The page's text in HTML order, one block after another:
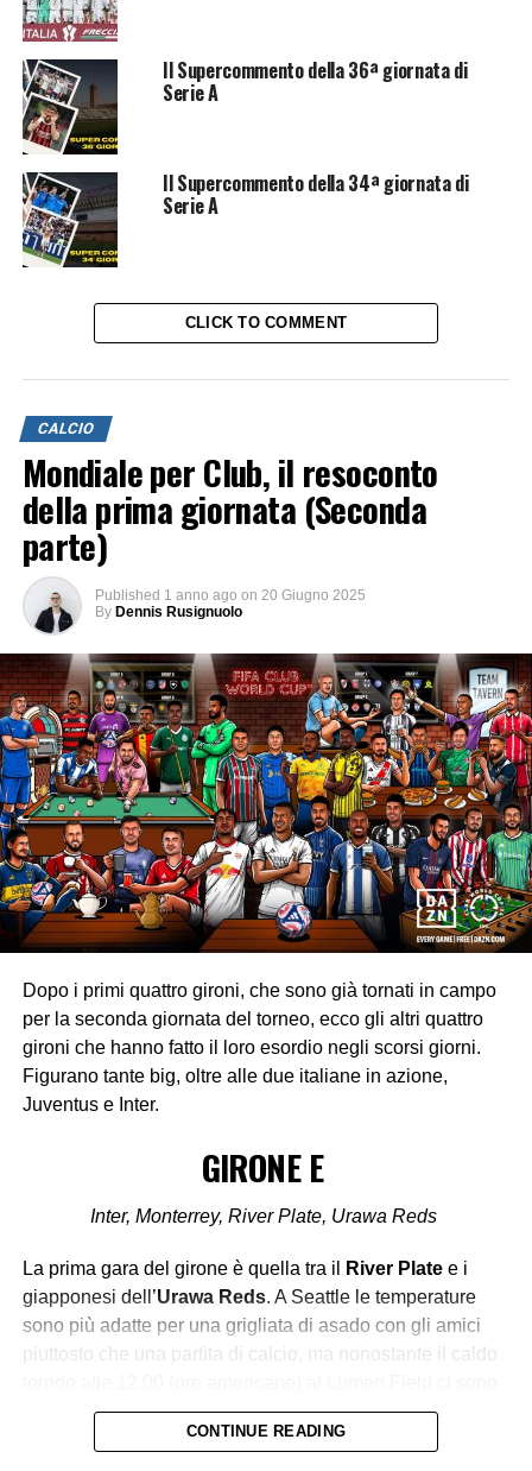
Il Supercommento della 36ª giornata di
Serie A
Il Supercommento della 34ª giornata di
Serie A
CLICK TO COMMENT
CALCIO
Mondiale per Club, il resoconto
della prima giornata (Seconda
parte)
Published 1 anno ago on 20 Giugno 2025
By Dennis Rusignuolo
Dopo i primi quattro gironi, che sono già tornati in campo
per la seconda giornata del torneo, ecco gli altri quattro
gironi che hanno fatto il loro esordio negli scorsi giorni.
Figurano tante big, oltre alle due italiane in azione,
Juventus e Inter.
GIRONE E
Inter, Monterrey, River Plate, Urawa Reds
La prima gara del girone è quella tra il River Platee i
giapponesi dell’Urawa Reds. A Seattle le temperature
sono più adatte per una grigliata di asado con gli amici
piuttosto che una partita di calcio, ma nonostante il caldo
un buon numero di tifosi deiMillionarios,che assistono
all’esordio vincente della squadra di Gallardo. Un
CONTINUE READING